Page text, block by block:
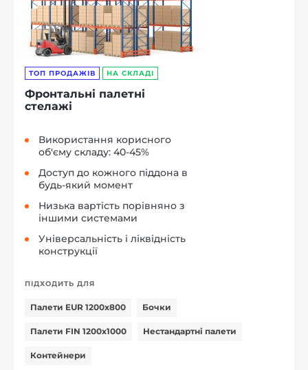
ТОП ПРОДАЖІВ НА СКЛАДІ
Фронтальні палетні
стелажі
Використання корисного
об'єму складу: 40-45%
Доступ до кожного піддона в
будь-який момент
Низька вартість порівняно з
іншими системами
Універсальність і ліквідність
конструкції
ПІДХОДИТЬ ДЛЯ
Палети EUR 1200x800 Бочки
Палети FIN 1200x1000 Нестандартні палети
Контейнери